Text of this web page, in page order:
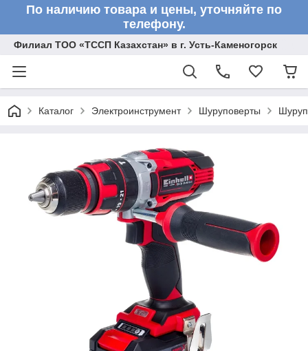
По наличию товара и цены, уточняйте по
телефону.
Филиал ТОО «ТССП Казахстан» в г. Усть-Каменогорск
Каталог Электроинструмент Шуруповерты